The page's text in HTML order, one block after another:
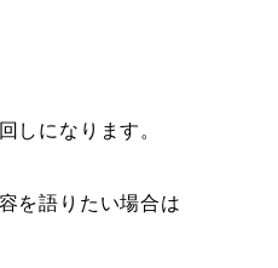
しになります。
を語りたい場合は